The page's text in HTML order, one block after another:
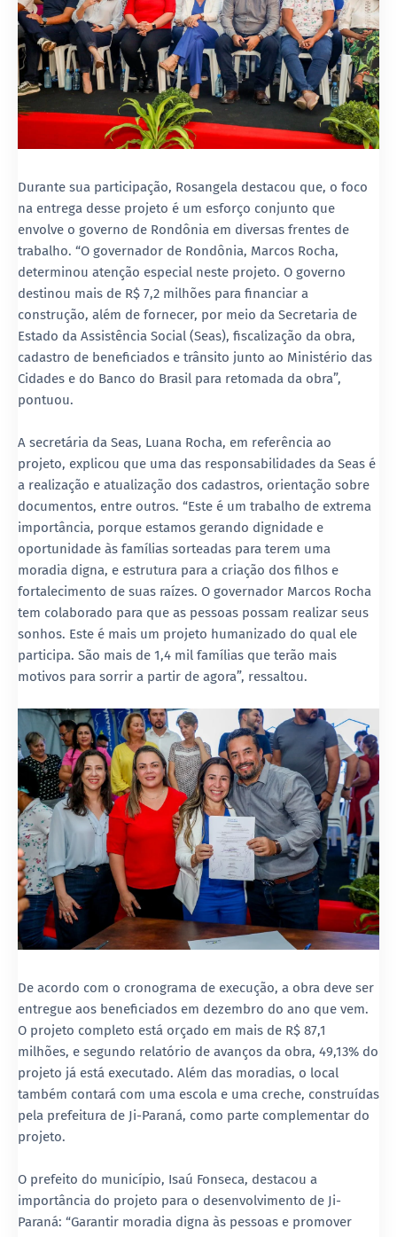
Durante sua participação, Rosangela destacou que, o foco
na entrega desse projeto é um esforço conjunto que
envolve o governo de Rondônia em diversas frentes de
trabalho. “O governador de Rondônia, Marcos Rocha,
determinou atenção especial neste projeto. O governo
destinou mais de R$ 7,2 milhões para financiar a
construção, além de fornecer, por meio da Secretaria de
Estado da Assistência Social (Seas), fiscalização da obra,
cadastro de beneficiados e trânsito junto ao Ministério das
Cidades e do Banco do Brasil para retomada da obra”,
pontuou.
A secretária da Seas, Luana Rocha, em referência ao
projeto, explicou que uma das responsabilidades da Seas é
a realização e atualização dos cadastros, orientação sobre
documentos, entre outros. “Este é um trabalho de extrema
importância, porque estamos gerando dignidade e
oportunidade às famílias sorteadas para terem uma
moradia digna, e estrutura para a criação dos filhos e
fortalecimento de suas raízes. O governador Marcos Rocha
tem colaborado para que as pessoas possam realizar seus
sonhos. Este é mais um projeto humanizado do qual ele
participa. São mais de 1,4 mil famílias que terão mais
motivos para sorrir a partir de agora”, ressaltou.
De acordo com o cronograma de execução, a obra deve ser
entregue aos beneficiados em dezembro do ano que vem.
O projeto completo está orçado em mais de R$ 87,1
milhões, e segundo relatório de avanços da obra, 49,13% do
projeto já está executado. Além das moradias, o local
também contará com uma escola e uma creche, construídas
pela prefeitura de Ji-Paraná, como parte complementar do
projeto.
O prefeito do município, Isaú Fonseca, destacou a
importância do projeto para o desenvolvimento de Ji-
Paraná: “Garantir moradia digna às pessoas e promover